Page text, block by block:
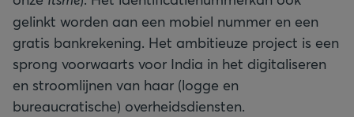
gelinkt worden aan een mobiel nummer en een
gratis bankrekening. Het ambitieuze project is een
sprong voorwaarts voor India in het digitaliseren
en stroomlijnen van haar (logge en
bureaucratische) overheidsdiensten.